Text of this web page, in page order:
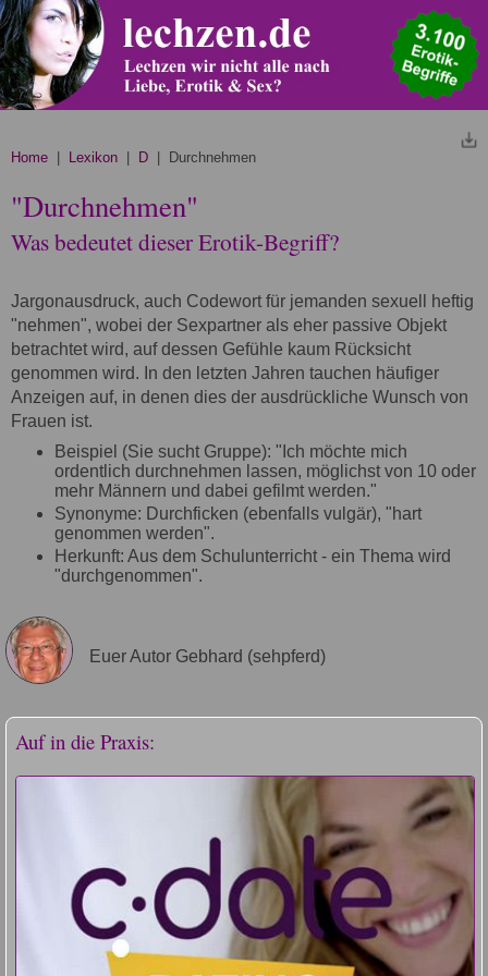
Home Lexikon D | Durchnehmen
"Durchnehmen"
Was bedeutet dieser Erotik-Begriff?
Jargonausdruck, auch Codewort für jemanden sexuell heftig
"nehmen", wobei der Sexpartner als eher passive Objekt
betrachtet wird, auf dessen Gefühle kaum Rücksicht
genommen wird. In den letzten Jahren tauchen häufiger
Anzeigen auf, in denen dies der ausdrückliche Wunsch von
Frauen ist.
Beispiel (Sie sucht Gruppe): "Ich möchte mich
ordentlich durchnehmen lassen, möglichst von 10 oder
mehr Männern und dabei gefilmt werden."
Synonyme: Durchficken (ebenfalls vulgär), "hart
genommen werden".
Herkunft: Aus dem Schulunterricht - ein Thema wird
"durchgenommen".
Euer Autor Gebhard (sehpferd)
Auf in die Praxis: